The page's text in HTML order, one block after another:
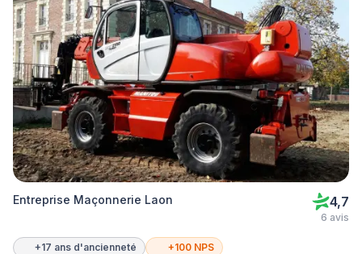
Entreprise Maçonnerie Laon 4,7
6 avis
+17 ans d'ancienneté +100 NPS